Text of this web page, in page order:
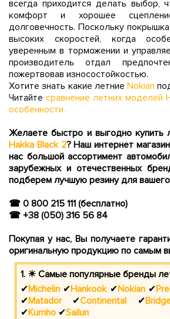
всегда приходится делать выбор,
комфорт и хорошее
долговечность. Поскольку
высоких скоростей, когда
уверенным в торможении и
производитель отдал
пожертвовав износостойкостью.
Хотите знать какие летниеNokian
Читайте сравнение летних моделей
особенности.
Желаете быстро и выгодно купить
Hakka Black 2? Hаш интернет
нас большой ассортимент
зарубежных и отечественных
подберем лучшую резину для вашего
☎ 0 800 215 111 (бесплатно)
☎ +38 (050) 316 56 84
Покупая у нас, Вы получаете
оригинальную продукцию по самым
1. ☀ Самые популярные бренды
✔Michelin ✔Hankook ✔Nokian ✔
✔Matador ✔Continental ✔
✔Kumho ✔Sailun